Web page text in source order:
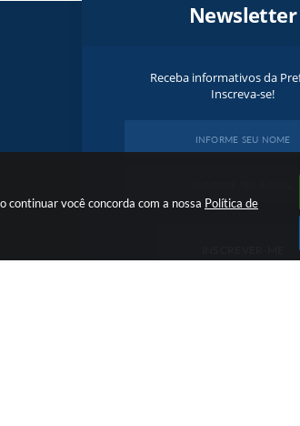
continuar você concorda com a nossa Política de
Newsletter
Receba informativos da
Inscreva-se!